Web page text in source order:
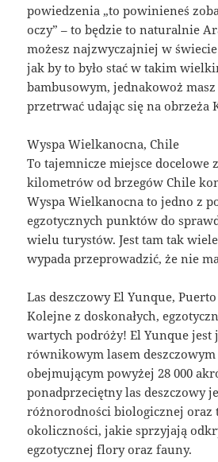
powiedzenia „to powinieneś
oczy” – to będzie to naturalnie
możesz najzwyczajniej w
jak by to było stać w takim
bambusowym, jednakowoż
przetrwać udając się na obrzeża
Wyspa Wielkanocna, Chile
To tajemnicze miejsce docelowe
kilometrów od brzegów Chile
Wyspa Wielkanocna to jedno z
egzotycznych punktów do
wielu turystów. Jest tam tak
wypada przeprowadzić, że nie
Las deszczowy El Yunque,
Kolejne z doskonałych,
wartych podróży! El Yunque jest
równikowym lasem
obejmującym powyżej 28 000
ponadprzeciętny las deszczowy
różnorodności biologicznej oraz
okoliczności, jakie sprzyjają
egzotycznej flory oraz fauny.